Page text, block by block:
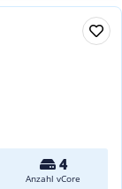
4
Anzahl vCore